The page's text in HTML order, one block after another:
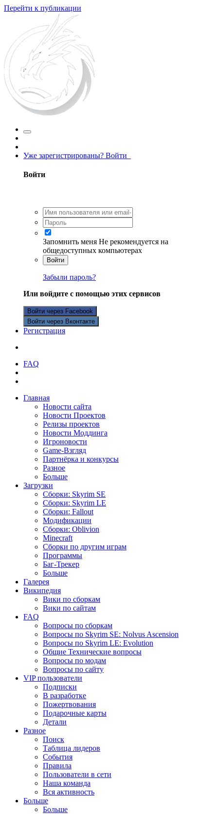
Перейти к публикации
Уже зарегистрированы? Войти
Войти
Запомнить меня Не рекомендуется на
общедоступных компьютерах
Войти
Забыли пароль?
Или войдите с помощью этих сервисов
Войти через Facebook
Войти через Вконтакте
Регистрация
FAQ
Главная
Новости сайта
Новости Проектов
Релизы проектов
Новости Моддинга
Игроновости
Game-Взгляд
Партнёрка и конкурсы
Разное
Больше
Загрузки
Сборки: Skyrim SE
Сборки: Skyrim LE
Сборки: Fallout
Модификации
Сборки: Oblivion
Minecraft
Сборки по другим играм
Программы
Баг-Трекер
Больше
Галерея
Википедия
Вики по сборкам
Вики по сайтам
FAQ
Вопросы по сборкам
Вопросы по Skyrim SE: Nolvus Ascension
Вопросы по Skyrim LE: Evolution
Общие Технические вопросы
Вопросы по модам
Вопросы по сайту
VIP пользователи
Подписки
В разработке
Пожертвования
Подарочные карты
Детали
Разное
Поиск
Таблица лидеров
События
Правила
Пользователи в сети
Наша команда
Вся активность
Больше
Больше